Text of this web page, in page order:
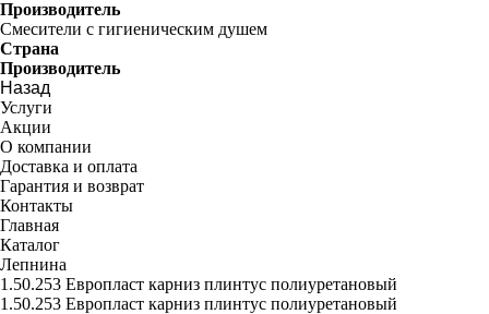
Производитель
Смесители с гигиеническим душем
Страна
Производитель
Назад
Услуги
Акции
О компании
Доставка и оплата
Гарантия и возврат
Контакты
Главная
Каталог
Лепнина
1.50.253 Европласт карниз плинтус полиуретановый
1.50.253 Европласт карниз плинтус полиуретановый